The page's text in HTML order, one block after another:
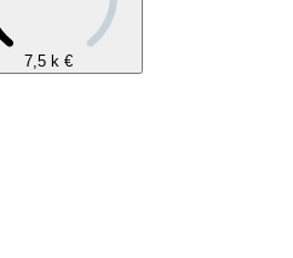
7,5 k €